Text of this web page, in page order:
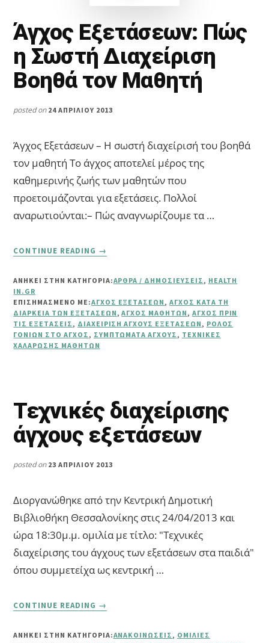
Άγχος Εξετάσεων: Πώς
η Σωστή Διαχείριση
Βοηθά τον Μαθητή
posted on 24 ΑΠΡΙΛΊΟΥ 2013
Άγχος Εξετάσεων – Η σωστή διαχείρισή του βοηθά
τον μαθητή Το άγχος αποτελεί μέρος της
καθημερινής ζωής των μαθητών που
προετοιμάζονται για εξετάσεις. Πολλοί
αναρωτιούνται:– Πώς αναγνωρίζουμε τα …
CONTINUE READING
ΆΓΧΟΣ
ΠΏΣ
Η
ΣΩΣΤΉ
ΔΙΑΧΕΊΡΙΣΗ
ΒΟΗΘΆ
ΤΟΝ
→
ΑΝΗΚΕΙ ΣΤΗΝ ΚΑΤΗΓΟΡΙΑ:ΆΡΘΡΑ / ΔΗΜΟΣΙΕΎΣΕΙΣ , HEALTH
IN.GR
ΕΠΙΣΗΜΑΣΜΈΝΟ ΜΕ:ΆΓΧΟΣ ΕΞΕΤΆΣΕΩΝ ,ΆΓΧΟΣ ΚΑΤΆ ΤΗ
ΔΙΆΡΚΕΙΑ ΤΩΝ ΕΞΕΤΆΣΕΩΝ ,ΆΓΧΟΣ ΜΑΘΗΤΏΝ , ΆΓΧΟΣ ΠΡΙΝ
ΤΙΣ ΕΞΕΤΆΣΕΙΣ , ΔΙΑΧΕΊΡΙΣΗ ΆΓΧΟΥΣ ΕΞΕΤΆΣΕΩΝ , ΡΌΛΟΣ
ΓΟΝΙΏΝ ΣΤΟ ΆΓΧΟΣ , ΣΥΜΠΤΏΜΑΤΑ ΆΓΧΟΥΣ , ΤΕΧΝΙΚΈΣ
ΧΑΛΆΡΩΣΗΣ ΜΑΘΗΤΏΝ
Τεχνικές διαχείρισης
άγχους εξετάσεων
posted on 23 ΑΠΡΙΛΊΟΥ 2013
Διοργανώθηκε από την Κεντρική Δημοτική
Βιβλιοθήκη Θεσσαλονίκης στις 24/04/2013 και
ώρα 18:30μ.μ. ομιλία με τίτλο: "Τεχνικές
διαχείρισης του άγχους των εξετάσεων στα παιδιά"
όπου συμμετείχα ως κεντρική …
CONTINUE READING
ΤΕΧΝΙΚΈΣ
ΆΓΧΟΥΣ
→
ΑΝΗΚΕΙ ΣΤΗΝ ΚΑΤΗΓΟΡΙΑ:ΑΝΑΚΟΙΝΏΣΕΙΣ , ΟΜΙΛΊΕΣ